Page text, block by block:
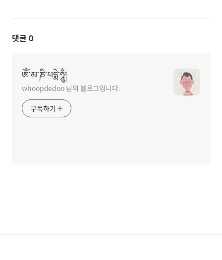
댓글 0
ཨོཾ་མ་ཎི་པདྨེ་ཧཱུྃ།
whoopdedoo 님의 블로그입니다.
구독하기